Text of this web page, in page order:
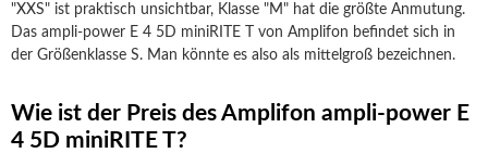
"XXS" ist praktisch unsichtbar, Klasse "M" hat die größte Anmutung.
Das ampli-power E 4 5D miniRITE T von Amplifon befindet sich in
der Größenklasse S. Man könnte es also als mittelgroß bezeichnen.
Wie ist der Preis des Amplifon ampli-power E
4 5D miniRITE T?